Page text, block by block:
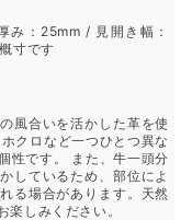
：25mm / 見開き幅：
寸です
風合いを活かした革を使
クロなど一つひとつ異な
性です。 また、牛一頭分
しているため、部位によ
る場合があります。天然
楽しみください。